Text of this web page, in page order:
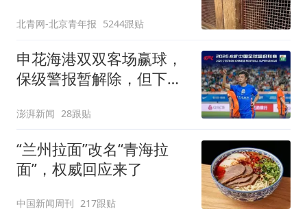
护，游客可按需买
北青网-北京青年报 5244跟贴
申花海港双双客场赢球，
保级警报暂解除，但下一
澎湃新闻 28跟贴
“兰州拉面”改名“青海拉
面”，权威回应来了
中国新闻周刊 217跟贴